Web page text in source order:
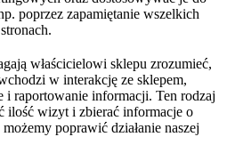
poprzez zapamiętanie wszelkich
właścicielowi sklepu zrozumieć,
w interakcję ze sklepem,
i raportowanie informacji. Ten rodzaj
ilość wizyt i zbierać informacje o
poprawić działanie naszej